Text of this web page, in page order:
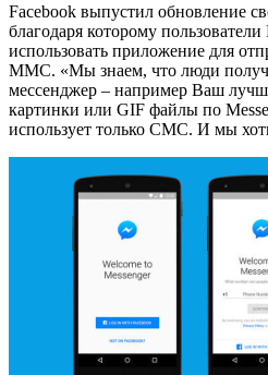
Facebook выпустил обновление
благодаря которому пользователи
использовать приложение для
ММС. «Мы знаем, что люди
мессенджер – например Ваш
картинки или GIF файлы по
использует только СМС. И мы